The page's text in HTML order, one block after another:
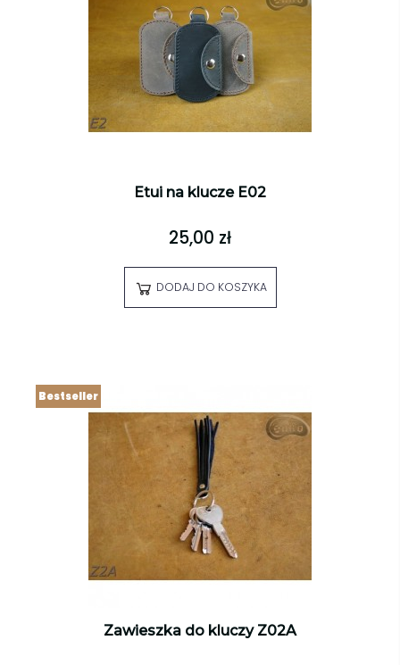
Etui na klucze E02
25,00 zł
DODAJ DO KOSZYKA
Zawieszka do kluczy Z02A
Bestseller